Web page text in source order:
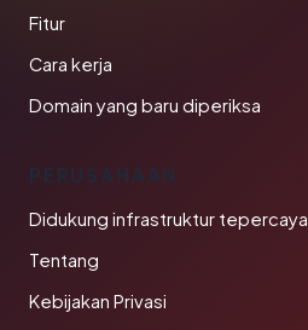
Fitur
Cara kerja
Domain yang baru diperiksa
PERUSAHAAN
Didukung infrastruktur tepercaya
Tentang
Kebijakan Privasi